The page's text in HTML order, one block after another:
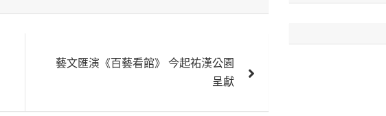
藝文匯演《百藝看館》 今起祐漢公園
呈獻